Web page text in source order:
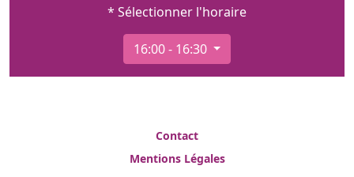
* Sélectionner l'horaire
16:00 - 16:30
Contact
Mentions Légales